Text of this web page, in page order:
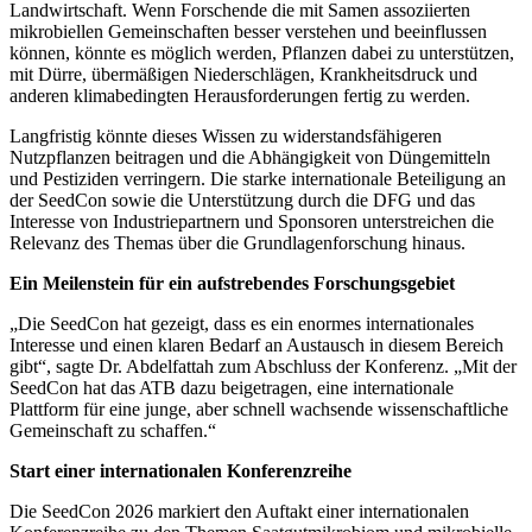
Landwirtschaft. Wenn Forschende die mit Samen assoziierten
mikrobiellen Gemeinschaften besser verstehen und beeinflussen
können, könnte es möglich werden, Pflanzen dabei zu unterstützen,
mit Dürre, übermäßigen Niederschlägen, Krankheitsdruck und
anderen klimabedingten Herausforderungen fertig zu werden.
Langfristig könnte dieses Wissen zu widerstandsfähigeren
Nutzpflanzen beitragen und die Abhängigkeit von Düngemitteln
und Pestiziden verringern. Die starke internationale Beteiligung an
der SeedCon sowie die Unterstützung durch die DFG und das
Interesse von Industriepartnern und Sponsoren unterstreichen die
Relevanz des Themas über die Grundlagenforschung hinaus.
Ein Meilenstein für ein aufstrebendes Forschungsgebiet
„Die SeedCon hat gezeigt, dass es ein enormes internationales
Interesse und einen klaren Bedarf an Austausch in diesem Bereich
gibt“, sagte Dr. Abdelfattah zum Abschluss der Konferenz. „Mit der
SeedCon hat das ATB dazu beigetragen, eine internationale
Plattform für eine junge, aber schnell wachsende wissenschaftliche
Gemeinschaft zu schaffen.“
Start einer internationalen Konferenzreihe
Die SeedCon 2026 markiert den Auftakt einer internationalen